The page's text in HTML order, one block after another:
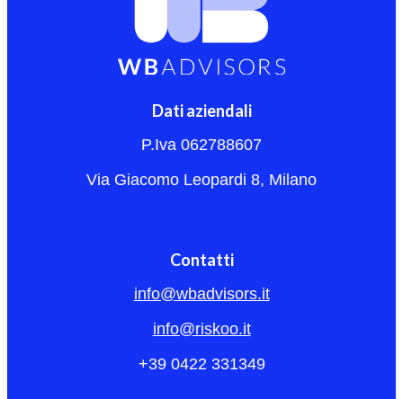
Dati aziendali
P.Iva 062788607
Via Giacomo Leopardi 8, Milano
Contatti
info@wbadvisors.it
info@riskoo.it
+39 0422 331349